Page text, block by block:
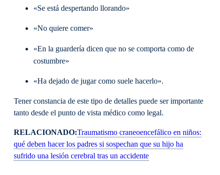
«Se está despertando llorando»
«No quiere comer»
«En la guardería dicen que no se comporta como de
costumbre»
«Ha dejado de jugar como suele hacerlo».
Tener constancia de este tipo de detalles puede ser importante
tanto desde el punto de vista médico como legal.
RELACIONADO:Traumatismo craneoencefálico en niños:
qué deben hacer los padres si sospechan que su hijo ha
sufrido una lesión cerebral tras un accidente